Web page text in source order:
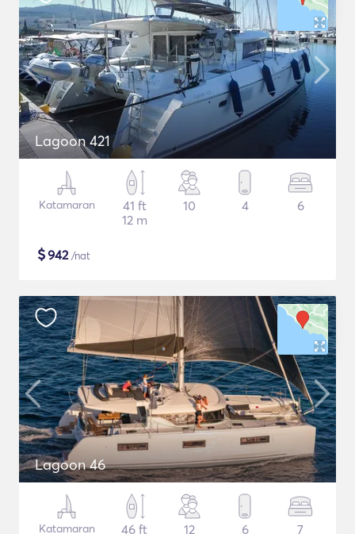
Lagoon 421
Katamaran
41 ft
12 m
10 4 6
$942/nat
Lagoon 46
Katamaran
46 ft
12 6 7